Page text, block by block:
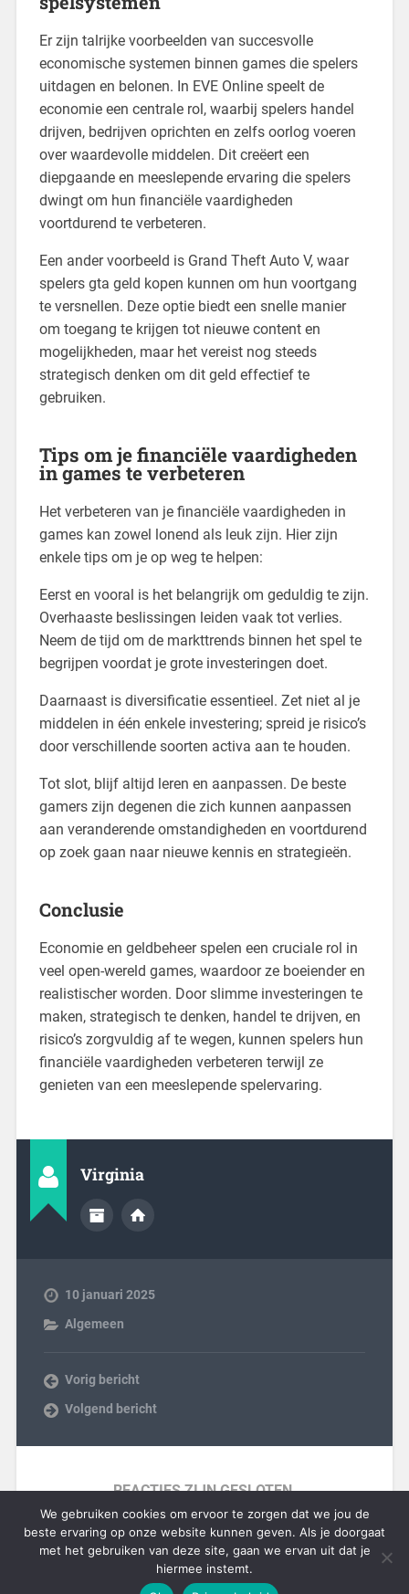
Er zijn talrijke voorbeelden van succesvolle
economische systemen binnen games die spelers
uitdagen en belonen. In EVE Online speelt de
economie een centrale rol, waarbij spelers handel
drijven, bedrijven oprichten en zelfs oorlog voeren
over waardevolle middelen. Dit creëert een
diepgaande en meeslepende ervaring die spelers
dwingt om hun financiële vaardigheden
voortdurend te verbeteren.
Een ander voorbeeld is Grand Theft Auto V, waar
spelers gta geld kopen kunnen om hun voortgang
te versnellen. Deze optie biedt een snelle manier
om toegang te krijgen tot nieuwe content en
mogelijkheden, maar het vereist nog steeds
strategisch denken om dit geld effectief te
gebruiken.
Tips om je financiële vaardigheden
in games te verbeteren
Het verbeteren van je financiële vaardigheden in
games kan zowel lonend als leuk zijn. Hier zijn
enkele tips om je op weg te helpen:
Eerst en vooral is het belangrijk om geduldig te zijn.
Overhaaste beslissingen leiden vaak tot verlies.
Neem de tijd om de markttrends binnen het spel te
begrijpen voordat je grote investeringen doet.
Daarnaast is diversificatie essentieel. Zet niet al je
middelen in één enkele investering; spreid je risico’s
door verschillende soorten activa aan te houden.
Tot slot, blijf altijd leren en aanpassen. De beste
gamers zijn degenen die zich kunnen aanpassen
aan veranderende omstandigheden en voortdurend
op zoek gaan naar nieuwe kennis en strategieën.
Conclusie
Economie en geldbeheer spelen een cruciale rol in
veel open-wereld games, waardoor ze boeiender en
realistischer worden. Door slimme investeringen te
maken, strategisch te denken, handel te drijven, en
risico’s zorgvuldig af te wegen, kunnen spelers hun
financiële vaardigheden verbeteren terwijl ze
genieten van een meeslepende spelervaring.
Virginia
10 januari 2025
Algemeen
Vorig bericht
Volgend bericht
REACTIES ZIJN GESLOTEN.
We gebruiken cookies om ervoor te zorgen dat we jou de
beste ervaring op onze website kunnen geven. Als je doorgaat
met het gebruiken van deze site, gaan we ervan uit dat je
hiermee instemt.